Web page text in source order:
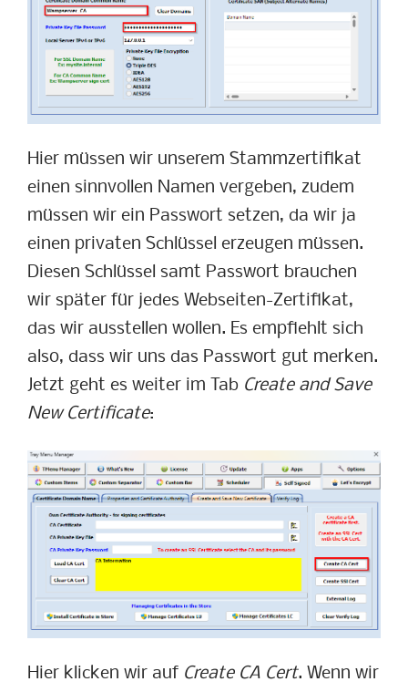
Hier müssen wir unserem Stammzertifikat
einen sinnvollen Namen vergeben, zudem
müssen wir ein Passwort setzen, da wir ja
einen privaten Schlüssel erzeugen müssen.
Diesen Schlüssel samt Passwort brauchen
wir später für jedes Webseiten-Zertifikat,
das wir ausstellen wollen. Es empfiehlt sich
also, dass wir uns das Passwort gut merken.
Jetzt geht es weiter im Tab Create and Save
New Certificate:
Hier klicken wir auf Create CA Cert. Wenn wir